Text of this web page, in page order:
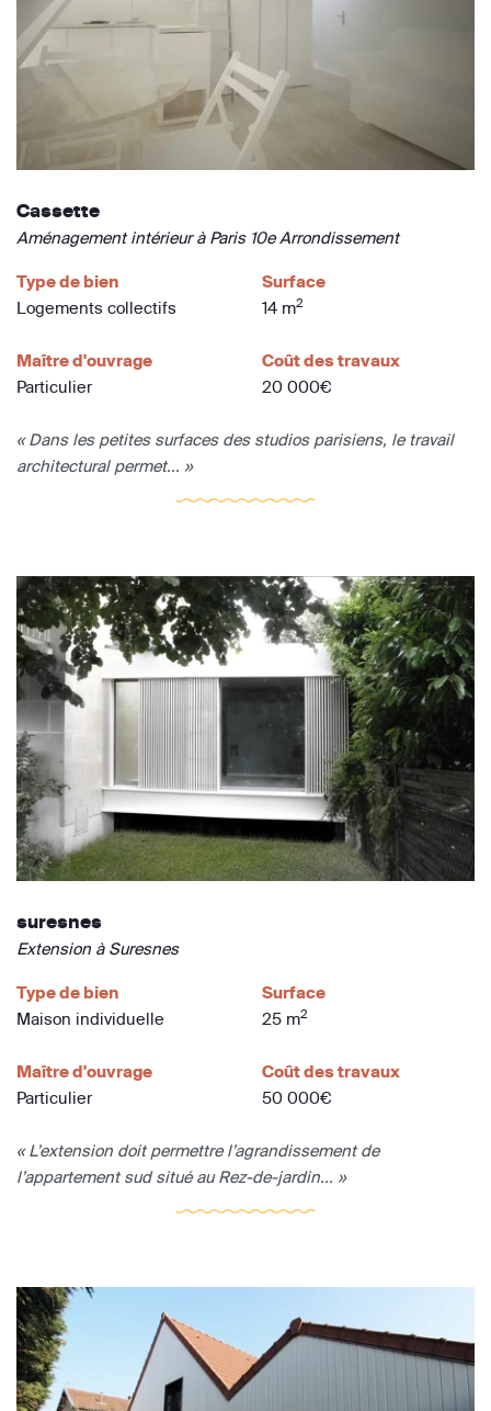
Cassette
Aménagement intérieur à Paris 10e Arrondissement
Type de bien
Logements collectifs
Surface
14 m2
Maître d'ouvrage
Particulier
Coût des travaux
20 000€
« Dans les petites surfaces des studios parisiens, le travail
architectural permet... »
suresnes
Extension à Suresnes
Type de bien
Maison individuelle
Surface
25 m2
Maître d'ouvrage
Particulier
Coût des travaux
50 000€
« L’extension doit permettre l’agrandissement de
l’appartement sud situé au Rez-de-jardin... »